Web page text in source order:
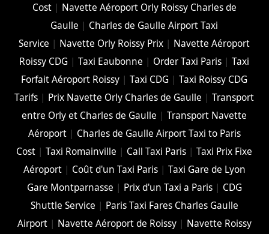
Cost| Navette Aéroport Orly Roissy Charles de
Gaulle | Charles de Gaulle Airport Taxi
Service | Navette Orly Roissy Prix | Navette Aéroport
Roissy CDG |Taxi Eaubonne | Order Taxi Paris |Taxi
Forfait Aéroport Roissy |Taxi CDG |Taxi Roissy CDG
Tarifs | Prix Navette Orly Charles de Gaulle |Transport
entre Orly et Charles de Gaulle |Transport Navette
Aéroport| Charles de Gaulle Airport Taxi to Paris
Cost |Taxi Romainville | Call Taxi Paris |Taxi Prix Fixe
Aéroport| Coût d'un Taxi Paris| Taxi Gare de Lyon
Gare Montparnasse | Prix d'un Taxi a Paris| CDG
Shuttle Service | Paris Taxi Fares Charles Gaulle
Airport| Navette Aéroport de Roissy| Navette Roissy